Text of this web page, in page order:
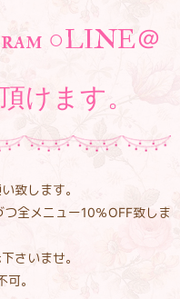
○LINE＠
けます。
致します。
全メニュー10％OFF致しま
さいませ。
。